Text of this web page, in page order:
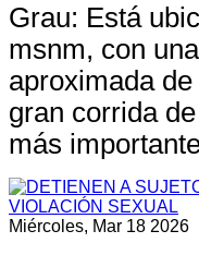
Grau: Está
msnm, con
aproximada
gran corrida
más
Miércoles, Mar 18 2026